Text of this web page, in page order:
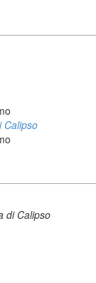
Calipso
di Calipso